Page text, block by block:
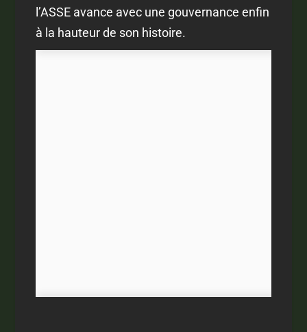
l’ASSE avance avec une gouvernance enfin
à la hauteur de son histoire.